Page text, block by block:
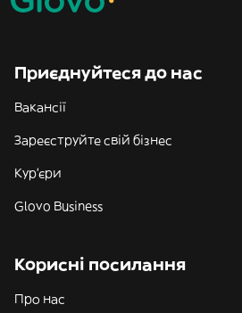
Приєднуйтеся до нас
Вакансії
Зареєструйте свій бізнес
Кур'єри
Glovo Business
Корисні посилання
Про нас